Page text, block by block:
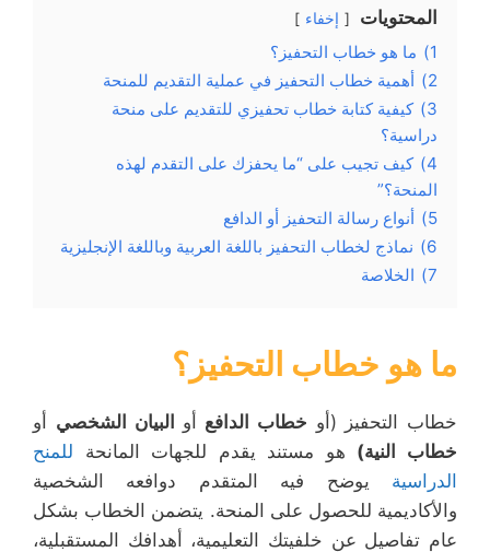
المحتويات إخفاء
1)
ما هو خطاب التحفيز؟
2)
أهمية خطاب التحفيز في عملية التقديم للمنحة
3)
كيفية كتابة خطاب تحفيزي للتقديم على منحة
دراسية؟
4)
كيف تجيب على “ما يحفزك على التقدم لهذه
المنحة؟”
5)
أنواع رسالة التحفيز أو الدافع
6)
نماذج لخطاب التحفيز باللغة العربية وباللغة الإنجليزية
7)
الخلاصة
ما هو خطاب التحفيز؟
خطاب التحفيز (أو خطاب الدافع أو البيان الشخصي أو
خطاب النية) هو مستند يقدم للجهات المانحة للمنح
الدراسية يوضح فيه المتقدم دوافعه الشخصية
والأكاديمية للحصول على المنحة. يتضمن الخطاب بشكل
عام تفاصيل عن خلفيتك التعليمية، أهدافك المستقبلية،